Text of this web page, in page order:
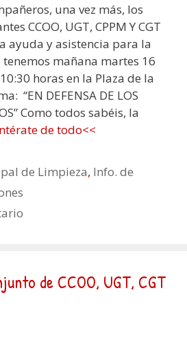
una vez más, los
CCOO, UGT, CPPM Y CGT
ayuda y asistencia para la
mañana martes 16
horas en la Plaza de la
“EN DEFENSA DE LOS
Como todos sabéis, la
de todo<<
de Limpieza, Info. de
de CCOO, UGT, CGT